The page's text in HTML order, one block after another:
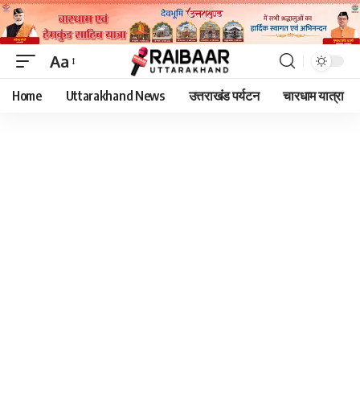
Font
Resizer
Aa
Home Uttarakhand News उत्तराखंड पर्यटन चारधाम यात्रा